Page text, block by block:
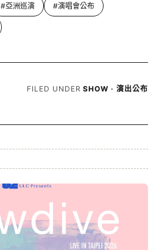
#亞洲巡演 #演唱會公布
FILED UNDERSHOW · 演出公布